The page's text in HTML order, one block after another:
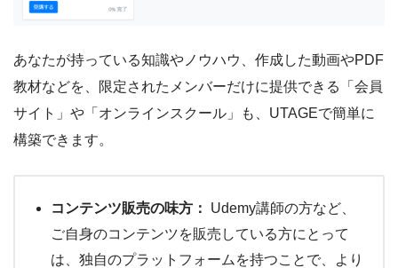
あなたが持っている知識やノウハウ、作成した動画やPDF
教材などを、限定されたメンバーだけに提供できる「会員
サイト」や「オンラインスクール」も、UTAGEで簡単に
構築できます。
コンテンツ販売の味方：
Udemy講師の方など、
ご自身のコンテンツを販売している方にとって
は、独自のプラットフォームを持つことで、より